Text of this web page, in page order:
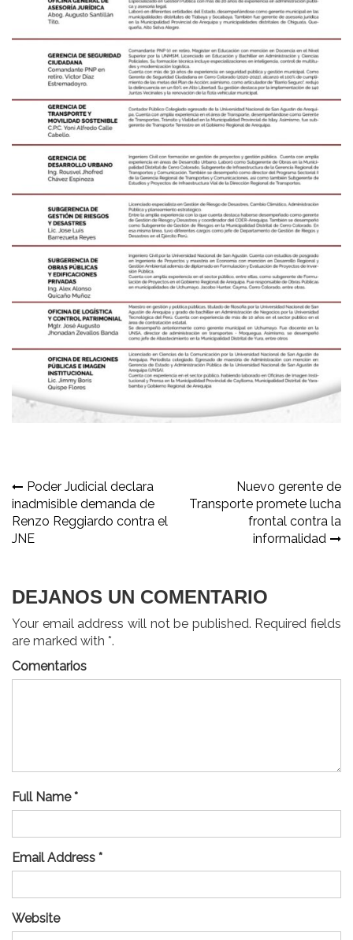
Navegación
de
entradas
Poder Judicial declara
inadmisible demanda de
Renzo Reggiardo contra el
JNE
Nuevo gerente de
Transporte promete lucha
frontal contra la
informalidad
DEJANOS UN COMENTARIO
Your email address will not be published. Required fields
are marked with *.
Comentarios
Full Name *
Email Address *
Website